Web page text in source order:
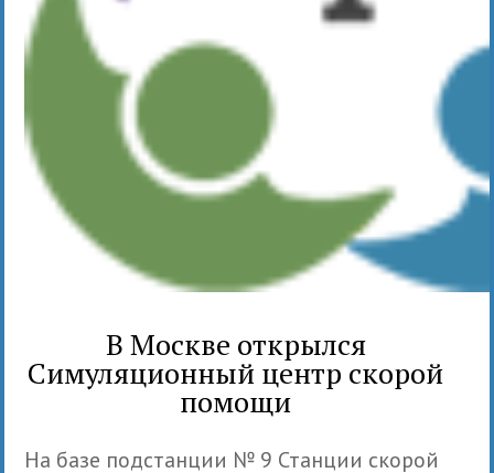
В Москве открылся
Симуляционный центр скорой
помощи
На базе под­стан­ции № 9 Станции ско­рой